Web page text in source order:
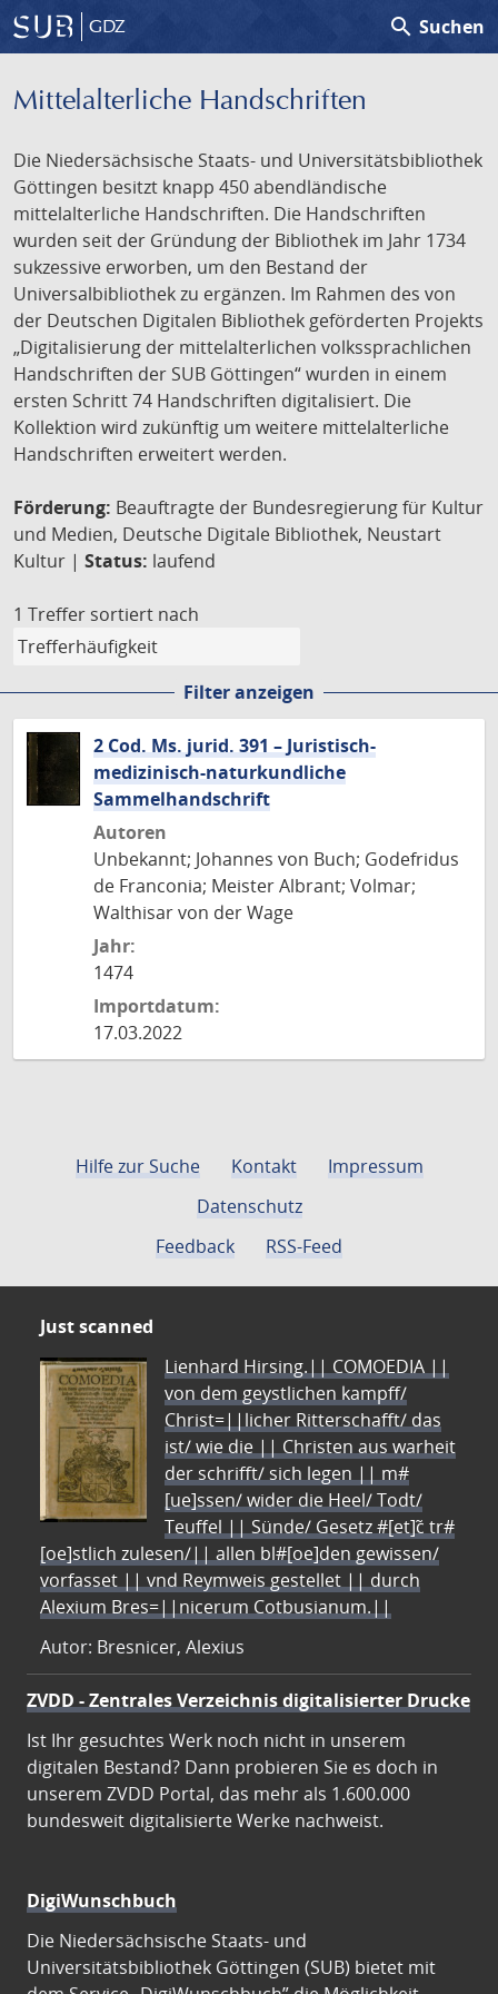
GDZ search Suchen
Mittelalterliche Handschriften
Die Niedersächsische Staats- und Universitätsbibliothek
Göttingen besitzt knapp 450 abendländische
mittelalterliche Handschriften. Die Handschriften
wurden seit der Gründung der Bibliothek im Jahr 1734
sukzessive erworben, um den Bestand der
Universalbibliothek zu ergänzen. Im Rahmen des von
der Deutschen Digitalen Bibliothek geförderten Projekts
„Digitalisierung der mittelalterlichen volkssprachlichen
Handschriften der SUB Göttingen“ wurden in einem
ersten Schritt 74 Handschriften digitalisiert. Die
Kollektion wird zukünftig um weitere mittelalterliche
Handschriften erweitert werden.
Förderung: Beauftragte der Bundesregierung für Kultur
und Medien, Deutsche Digitale Bibliothek, Neustart
Kultur | Status: laufend
1 Treffer sortiert nach
Filter anzeigen
2 Cod. Ms. jurid. 391 – Juristisch-
medizinisch-naturkundliche
Sammelhandschrift
Autoren
Unbekannt; Johannes von Buch; Godefridus
de Franconia; Meister Albrant; Volmar;
Walthisar von der Wage
Jahr:
1474
Importdatum:
17.03.2022
Hilfe zur Suche Kontakt
Impressum
Datenschutz
Feedback
RSS-Feed
Just scanned
Lienhard Hirsing.|| COMOEDIA ||
von dem geystlichen kampff/
Christ=||licher Ritterschafft/ das
ist/ wie die || Christen aus warheit
der schrifft/ sich legen || m#
[ue]ssen/ wider die Heel/ Todt/
Teuffel || Sünde/ Gesetz #[et]c̃ tr#
[oe]stlich zulesen/|| allen bl#[oe]den gewissen/
vorfasset || vnd Reymweis gestellet || durch
Alexium Bres=||nicerum Cotbusianum.||
Autor: Bresnicer, Alexius
ZVDD - Zentrales Verzeichnis digitalisierter Drucke
Ist Ihr gesuchtes Werk noch nicht in unserem
digitalen Bestand? Dann probieren Sie es doch in
unserem ZVDD Portal, das mehr als 1.600.000
bundesweit digitalisierte Werke nachweist.
DigiWunschbuch
Die Niedersächsische Staats- und
Universitätsbibliothek Göttingen (SUB) bietet mit